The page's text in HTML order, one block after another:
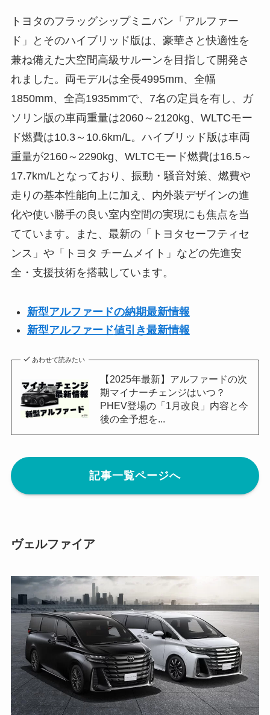
トヨタのフラッグシップミニバン「アルファー
ド」とそのハイブリッド版は、豪華さと快適性を
兼ね備えた大空間高級サルーンを目指して開発さ
れました。両モデルは全長4995mm、全幅
1850mm、全高1935mmで、7名の定員を有し、ガ
ソリン版の車両重量は2060～2120kg、WLTCモー
ド燃費は10.3～10.6km/L。ハイブリッド版は車両
重量が2160～2290kg、WLTCモード燃費は16.5～
17.7km/Lとなっており、振動・騒音対策、燃費や
走りの基本性能向上に加え、内外装デザインの進
化や使い勝手の良い室内空間の実現にも焦点を当
てています。また、最新の「トヨタセーフティセ
ンス」や「トヨタ チームメイト」などの先進安
全・支援技術を搭載しています。
新型アルファードの納期最新情報
新型アルファード値引き最新情報
あわせて読みたい
【2025年最新】アルファードの次
期マイナーチェンジはいつ？
PHEV登場の「1月改良」内容と今
後の全予想を...
記事一覧ページへ
ヴェルファイア